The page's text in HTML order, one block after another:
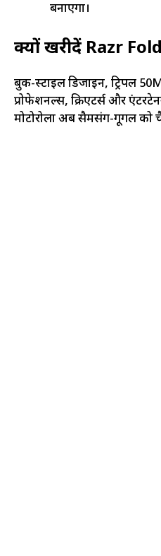
बनाएगा।​
क्यों खरीदें Razr
बुक-स्टाइल डिजाइन, ट्रिपल
प्रोफेशनल्स, क्रिएटर्स और
मोटोरोला अब सैमसंग-गूगल को